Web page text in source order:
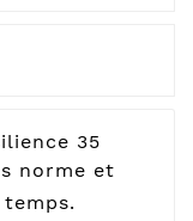
35
norme et